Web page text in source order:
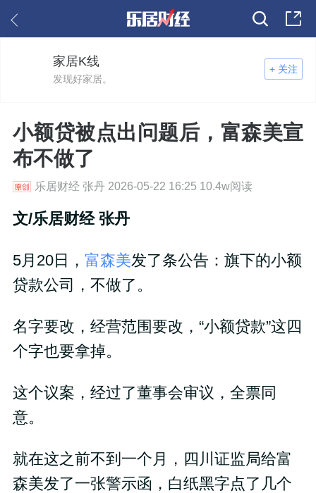
+ 关注
家居K线
发现好家居。
小额贷被点出问题后，富森美宣
布不做了
乐居财经 张丹 2026-05-22 16:25 10.4w阅读
文/乐居财经 张丹
5月20日， 富森美发了条公告：旗下的小额
贷款公司，不做了。
名字要改，经营范围要改，“小额贷款”这四
个字也要拿掉。
这个议案，经过了董事会审议，全票同
意。
就在这之前不到一个月，四川证监局给富
森美发了一张警示函，白纸黑字点了几个